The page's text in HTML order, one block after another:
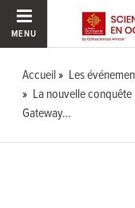
MENU
Accueil
Les
La nouvelle
Gateway…